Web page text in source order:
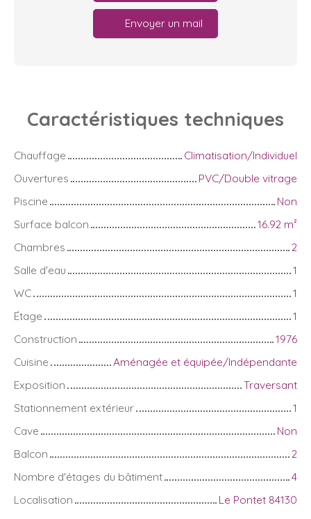
Envoyer un mail
Caractéristiques techniques
Chauffage
Climatisation/Individuel
Ouvertures
PVC/Double vitrage
Piscine
Non
Surface balcon
16.92 m²
Chambres
2
Salle d'eau
1
WC
1
Étage
1
Construction
1976
Cuisine
Aménagée et équipée/Indépendante
Exposition
Traversant
Stationnement extérieur
1
Cave
Non
Balcon
2
Nombre d'étages du bâtiment
4
Localisation
Le Pontet 84130